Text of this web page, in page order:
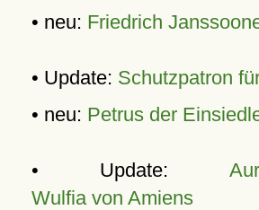
• neu: Friedrich
• Update: Schutzpatron
• neu: Petrus der
• Update:
Wulfia von Amiens